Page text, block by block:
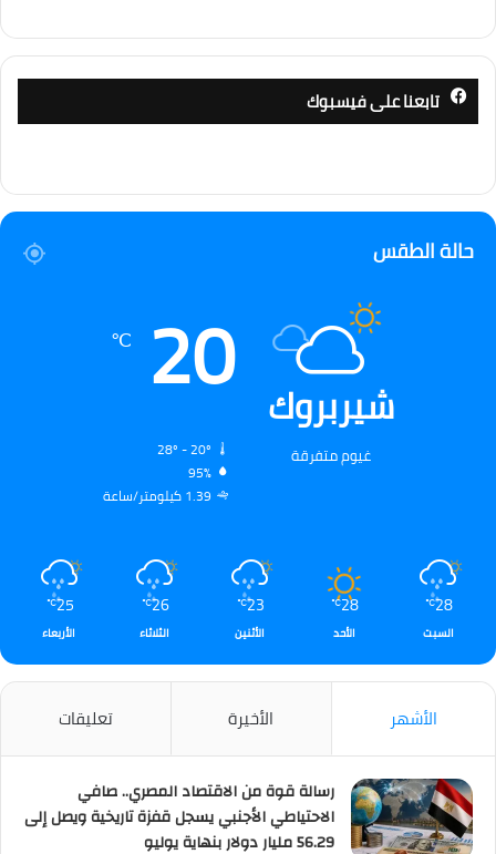
تابعنا على فيسبوك
حالة الطقس
شيربروك
غيوم متفرقة
20
℃
95%
1.39 كيلومتر/ساعة
28
℃
السبت
28
℃
الأحد
23
℃
الأثنين
26
℃
الثلاثاء
25
℃
الأربعاء
الأشهر الأخيرة تعليقات
رسالة قوة من الاقتصاد المصري.. صافي
الاحتياطي الأجنبي يسجل قفزة تاريخية ويصل إلى
56.29 مليار دولار بنهاية يوليو